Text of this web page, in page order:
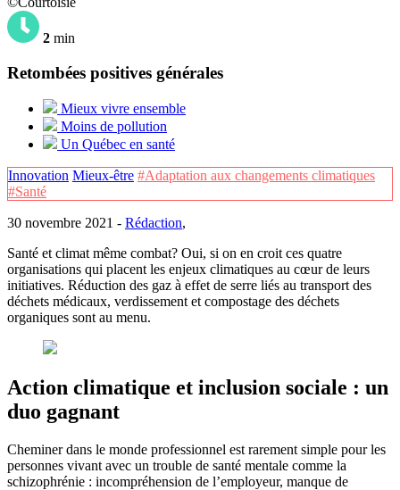
2 min
Retombées positives générales
Mieux vivre ensemble
Moins de pollution
Un Québec en santé
Innovation Mieux-être #Adaptation aux changements climatiques
#Santé
30 novembre 2021 - Rédaction,
Santé et climat même combat? Oui, si on en croit ces quatre
organisations qui placent les enjeux climatiques au cœur de leurs
initiatives. Réduction des gaz à effet de serre liés au transport des
déchets médicaux, verdissement et compostage des déchets
organiques sont au menu.
Action climatique et inclusion sociale : un
duo gagnant
Cheminer dans le monde professionnel est rarement simple pour les
personnes vivant avec un trouble de santé mentale comme la
schizophrénie : incompréhension de l’employeur, manque de